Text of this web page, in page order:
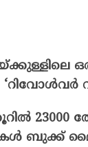
23000
ബുക്ക്